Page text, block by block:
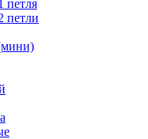
петля
петли